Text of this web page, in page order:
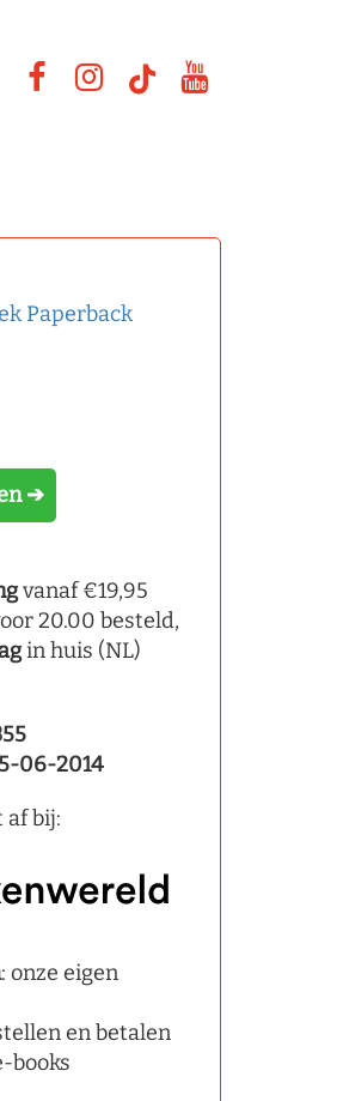
Paperback
➔
vanaf €19,95
20.00 besteld,
in huis (NL)
06-2014
af bij:
: onze eigen
en betalen
books